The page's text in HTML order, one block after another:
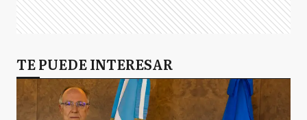
TE PUEDE INTERESAR